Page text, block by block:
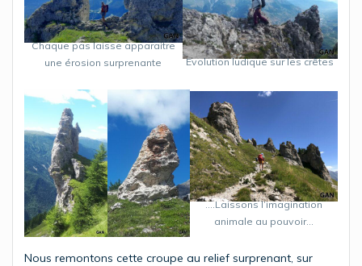
Chaque pas laisse apparaitre
une érosion surprenante
Evolution ludique sur les crêtes
….Laissons l’imagination
animale au pouvoir…
Nous remontons cette croupe au relief surprenant, sur